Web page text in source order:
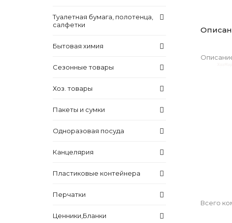
Всего
Туалетная бумага, полотенца,
салфетки
Бытовая химия
Сезонные товары
Хоз. товары
Пакеты и сумки
Одноразовая посуда
Канцелярия
Пластиковые контейнера
Перчатки
Ценники,Бланки